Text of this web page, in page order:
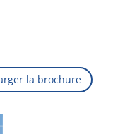
la brochure